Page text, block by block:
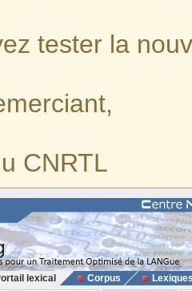
tester la
CNRTL
lexical Corpus